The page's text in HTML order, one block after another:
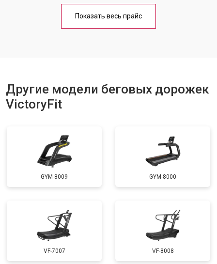
Замена блока питания от 1000 ₽
Показать весь прайс
Другие модели беговых дорожек
VictoryFit
GYM-8009 GYM-8000
VF-7007 VF-8008